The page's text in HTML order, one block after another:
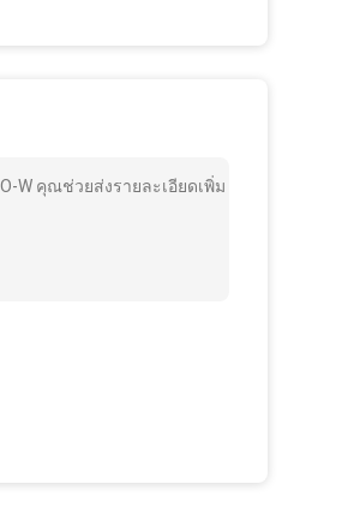
W คุณช่วยส่งรายละเอียดเพิ่ม